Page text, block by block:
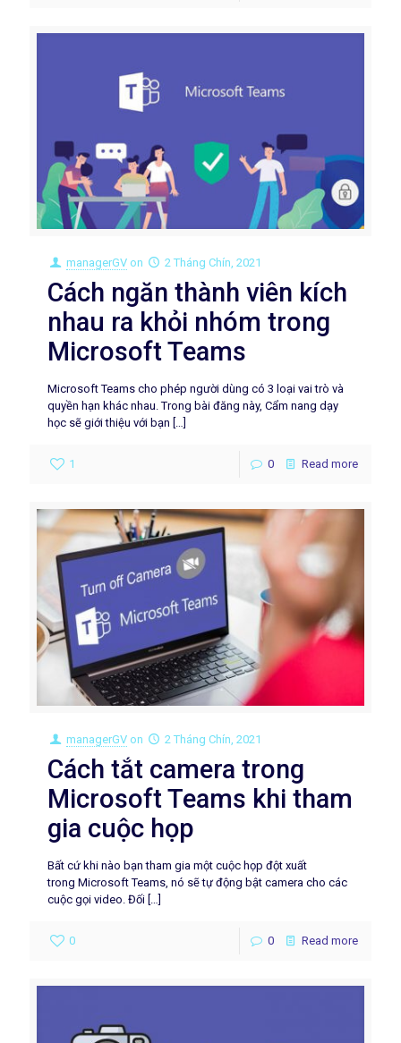
managerGV on 2 Tháng Chín, 2021
Cách ngăn thành viên kích
nhau ra khỏi nhóm trong
Microsoft Teams
Microsoft Teams cho phép người dùng có 3 loại vai trò và
quyền hạn khác nhau. Trong bài đăng này, Cẩm nang dạy
học sẽ giới thiệu với bạn […]
1 0 Read more
managerGV on 2 Tháng Chín, 2021
Cách tắt camera trong
Microsoft Teams khi tham
gia cuộc họp
Bất cứ khi nào bạn tham gia một cuộc họp đột xuất
trong Microsoft Teams, nó sẽ tự động bật camera cho các
cuộc gọi video. Đối […]
0 0 Read more